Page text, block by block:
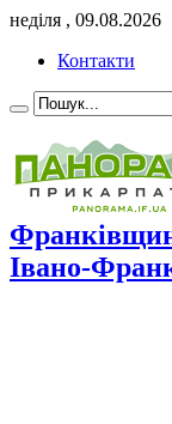
неділя , 09.08.2026
Контакти
Івано-